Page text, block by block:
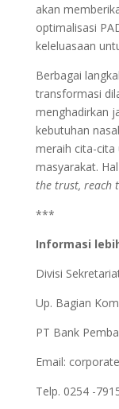
akan
optimalisasi
keleluasaan
Berbagai
transformasi
menghadirkan
kebutuhan
meraih cita-cita
masyarakat.
the trust, reach
***
Informasi
Divisi
Up. Bagian
PT Bank
Email:
Telp. 0254 -